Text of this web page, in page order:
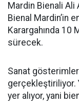
Mardin Bienali
Bienal Mardin’in
Karargahında 10
sürecek.
Sanat
gerçekleştiriliyor.
yer alıyor, yani